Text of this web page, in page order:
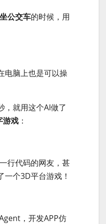
坐公交车的时候，用
电脑上也是可以操
，就用这个AI做了
游戏 ：
行代码的网友，甚
个3D平台游戏！
，开发APP仿